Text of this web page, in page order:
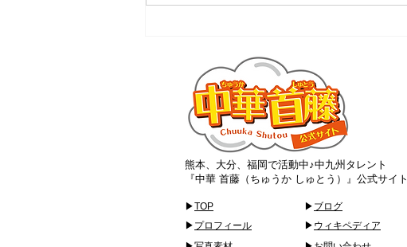
熊本、大分、福岡で活動中♪中九州タレント
『中華 首藤（ちゅうか しゅとう）』公式サイト
▶TOP
▶ プロフィール
▶ ブログ
▶ ウィキペディア